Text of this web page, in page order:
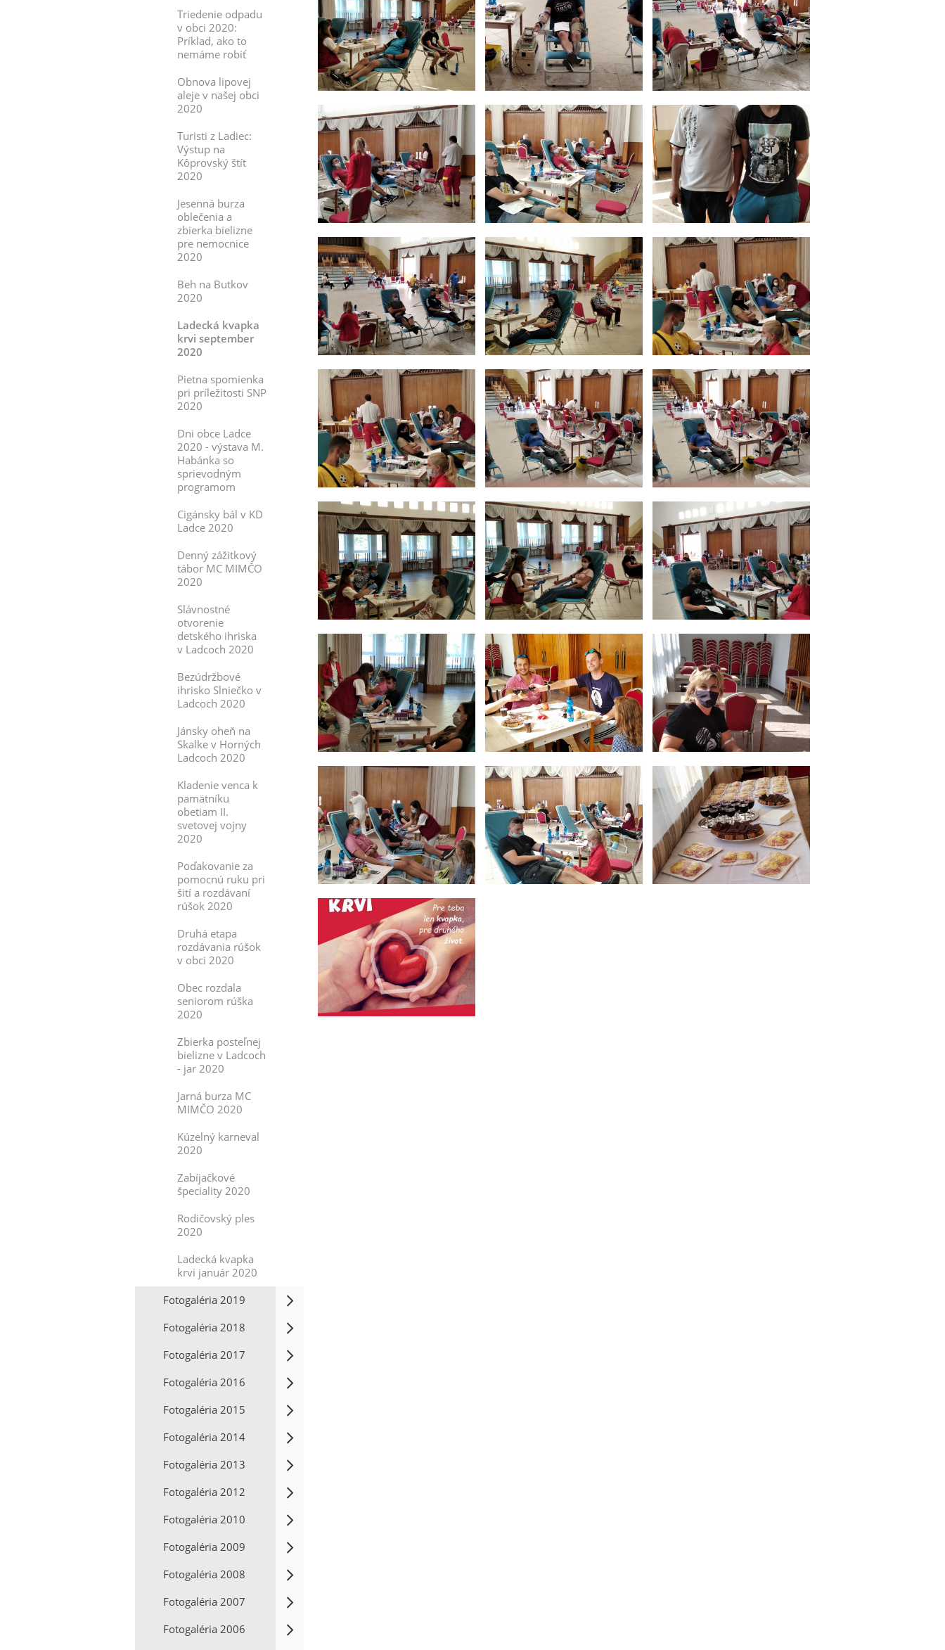
Triedenie odpadu
v obci 2020:
Príklad, ako to
nemáme robiť
Obnova lipovej
aleje v našej obci
2020
Turisti z Ladiec:
Výstup na
Kôprovský štít
2020
Jesenná burza
oblečenia a
zbierka bielizne
pre nemocnice
2020
Beh na Butkov
2020
Ladecká kvapka
krvi september
2020
Pietna spomienka
pri príležitosti SNP
2020
Dni obce Ladce
2020 - výstava M.
Habánka so
sprievodným
programom
Cigánsky bál v KD
Ladce 2020
Denný zážitkový
tábor MC MIMČO
2020
Slávnostné
otvorenie
detského ihriska
v Ladcoch 2020
Bezúdržbové
ihrisko Slniečko v
Ladcoch 2020
Jánsky oheň na
Skalke v Horných
Ladcoch 2020
Kladenie venca k
pamätníku
obetiam II.
svetovej vojny
2020
Poďakovanie za
pomocnú ruku pri
šití a rozdávaní
rúšok 2020
Druhá etapa
rozdávania rúšok
v obci 2020
Obec rozdala
seniorom rúška
2020
Zbierka posteľnej
bielizne v Ladcoch
- jar 2020
Jarná burza MC
MIMČO 2020
Kúzelný karneval
2020
Zabíjačkové
špeciality 2020
Rodičovský ples
2020
Ladecká kvapka
krvi január 2020
Fotogaléria 2019
Fotogaléria 2018
Fotogaléria 2017
Fotogaléria 2016
Fotogaléria 2015
Fotogaléria 2014
Fotogaléria 2013
Fotogaléria 2012
Fotogaléria 2010
Fotogaléria 2009
Fotogaléria 2008
Fotogaléria 2007
Fotogaléria 2006